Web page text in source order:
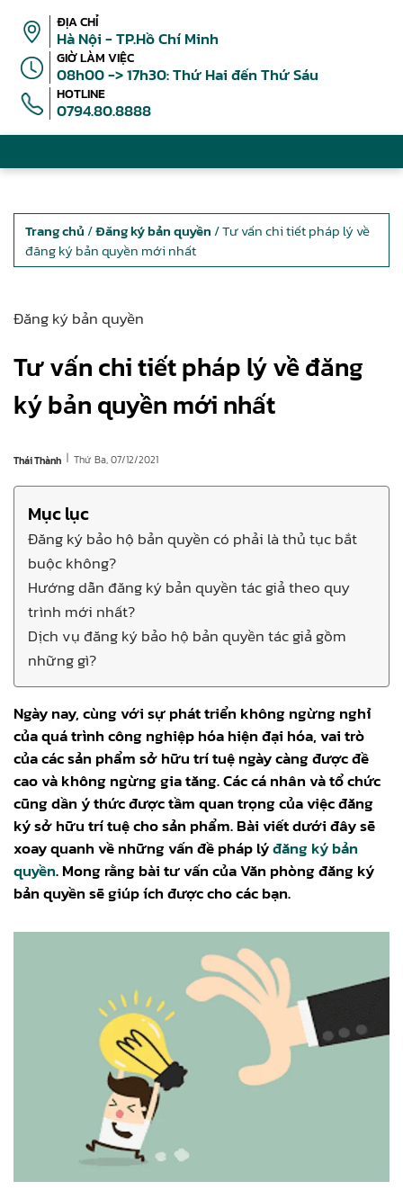
ĐỊA CHỈ
Hà Nội - TP.Hồ Chí Minh
GIỜ LÀM VIỆC
08h00 -> 17h30: Thứ Hai đến Thứ Sáu
HOTLINE
0794.80.8888
Trang chủ /Đăng ký bản quyền / Tư vấn chi tiết pháp lý về
đăng ký bản quyền mới nhất
Đăng ký bản quyền
Tư vấn chi tiết pháp lý về đăng
ký bản quyền mới nhất
Thái Thành | Thứ Ba, 07/12/2021
Mục lục
Đăng ký bảo hộ bản quyền có phải là thủ tục bắt
buộc không?
Hướng dẫn đăng ký bản quyền tác giả theo quy
trình mới nhất?
Dịch vụ đăng ký bảo hộ bản quyền tác giả gồm
những gì?
Ngày nay, cùng với sự phát triển không ngừng nghỉ
của quá trình công nghiệp hóa hiện đại hóa, vai trò
của các sản phẩm sở hữu trí tuệ ngày càng được đề
cao và không ngừng gia tăng. Các cá nhân và tổ chức
cũng dần ý thức được tầm quan trọng của việc đăng
ký sở hữu trí tuệ cho sản phẩm. Bài viết dưới đây sẽ
xoay quanh về những vấn đề pháp lýđăng ký bản
quyền. Mong rằng bài tư vấn của Văn phòng đăng ký
bản quyềnsẽ giúp ích được cho các bạn.